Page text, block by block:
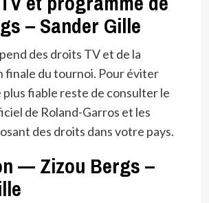
– Sander Gille
des droits TV et de la
finale du tournoi. Pour éviter
fiable reste de consulter le
de Roland-Garros et les
des droits dans votre pays.
— Zizou Bergs –